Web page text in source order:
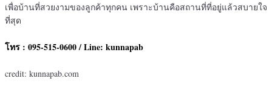
เพื่อบ้านที่สวยงามของลูกค้าทุกคน เพราะบ้านคือสถานที่ที่อยู่แล้วสบายใจ
ที่สุด
โทร : 095-515-0600 / Line: kunnapab
credit: kunnapab.com